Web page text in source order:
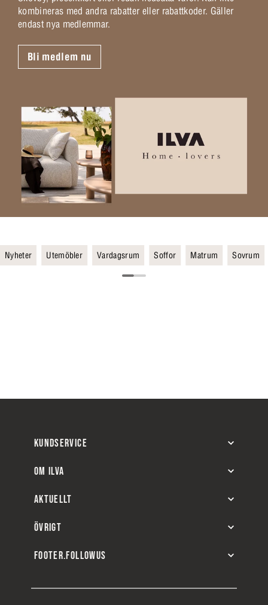
kombineras med andra rabatter eller rabattkoder. Gäller
endast nya medlemmar.
Bli medlem nu
Nyheter Utemöbler Vardagsrum Soffor Matrum Sovrum
KUNDSERVICE
OM ILVA
AKTUELLT
ÖVRIGT
FOOTER.FOLLOWUS